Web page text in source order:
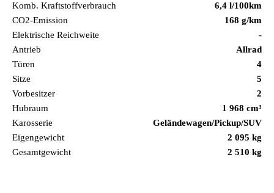
Komb. Kraftstoffverbrauch
6,4 l/100km
CO2-Emission
168 g/km
Elektrische Reichweite
-
Antrieb
Allrad
Türen
4
Sitze
5
Vorbesitzer
2
Hubraum
1 968 cm³
Karosserie
Geländewagen/Pickup/SUV
Eigengewicht
2 095 kg
Gesamtgewicht
2 510 kg